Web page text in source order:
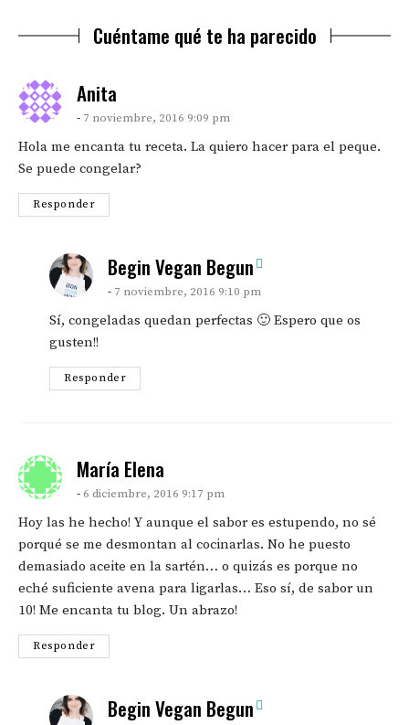
Cuéntame qué te ha parecido
Anita
7 noviembre, 2016 9:09 pm
Hola me encanta tu receta. La quiero hacer para el peque.
Se puede congelar?
Responder
Begin Vegan Begun
7 noviembre, 2016 9:10 pm
Sí, congeladas quedan perfectas 🙂 Espero que os
gusten!!
Responder
María Elena
6 diciembre, 2016 9:17 pm
Hoy las he hecho! Y aunque el sabor es estupendo, no sé
porqué se me desmontan al cocinarlas. No he puesto
demasiado aceite en la sartén… o quizás es porque no
eché suficiente avena para ligarlas… Eso sí, de sabor un
10! Me encanta tu blog. Un abrazo!
Responder
Begin Vegan Begun